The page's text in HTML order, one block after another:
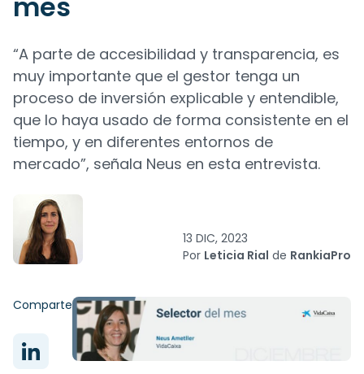
“A parte de accesibilidad y transparencia, es
muy importante que el gestor tenga un
proceso de inversión explicable y entendible,
que lo haya usado de forma consistente en el
tiempo, y en diferentes entornos de
mercado”, señala Neus en esta entrevista.
13 DIC, 2023
Por Leticia Rial de RankiaPro
Comparte